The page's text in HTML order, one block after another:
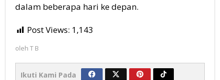
dalam beberapa hari ke depan.
Post Views: 1,143
oleh T B
Ikuti Kami Pada